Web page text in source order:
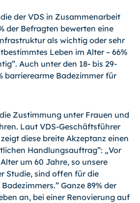
der VDS in Zusammenarbeit
der Befragten bewerten eine
als wichtig oder sehr
Leben im Alter – 66%
Auch unter den 18- bis 29-
barrierearme Badezimmer für
Zustimmung unter Frauen und
Laut VDS-Geschäftsführer
diese breite Akzeptanz einen
Handlungsauftrag”: „Vor
um 60 Jahre, so unsere
Studie, sind offen für die
Ganze 89% der
an, bei einer Renovierung auf